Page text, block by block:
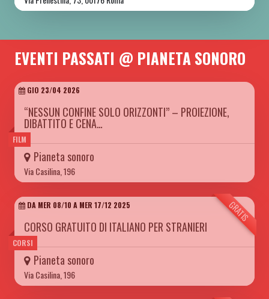
EVENTI PASSATI @ PIANETA SONORO
FILM
GIO 23/04 2026
“NESSUN CONFINE SOLO ORIZZONTI” – PROIEZIONE,
DIBATTITO E CENA…
Pianeta sonoro
Via Casilina, 196
CORSI
GRATIS
DA MER 08/10 A MER 17/12 2025
CORSO GRATUITO DI ITALIANO PER STRANIERI
Pianeta sonoro
Via Casilina, 196